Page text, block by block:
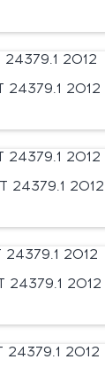
2012
2012
2012